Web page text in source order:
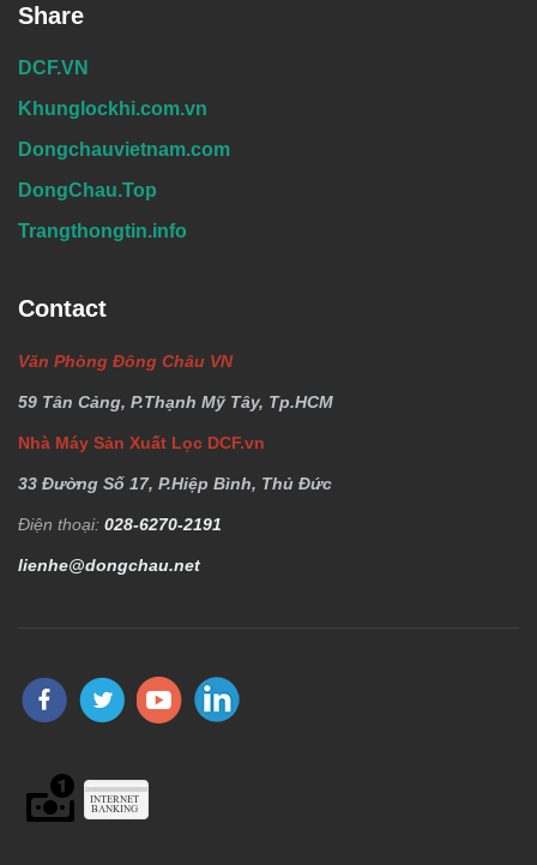
Share
DCF.VN
Khunglockhi.com.vn
Dongchauvietnam.com
DongChau.Top
Trangthongtin.info
Contact
Văn Phòng Đông Châu VN
59 Tân Cảng, P.Thạnh Mỹ Tây, Tp.HCM
Nhà Máy Sản Xuất Lọc DCF.vn
33 Đường Số 17, P.Hiệp Bình, Thủ Đức
Điện thoại: 028-6270-2191
lienhe@dongchau.net